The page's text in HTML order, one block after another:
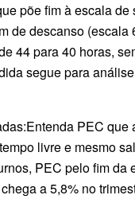
põe fim à escala de
de descanso (escala
44 para 40 horas,
segue para
PEC que
livre e mesmo
PEC pelo fim da
a 5,8% no